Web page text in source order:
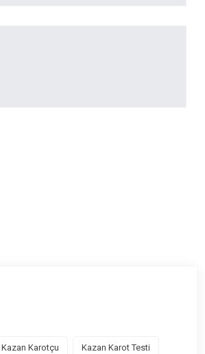
Kazan Karotçu Kazan Karot Testi